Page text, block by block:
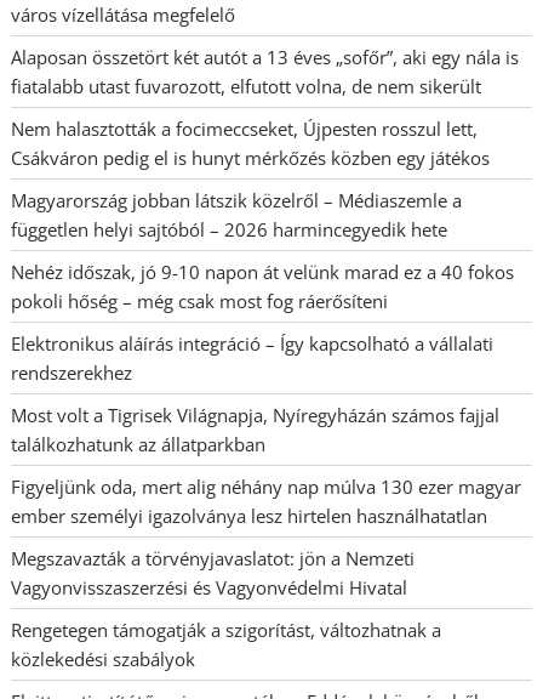
város vízellátása megfelelő
Alaposan összetört két autót a 13 éves „sofőr”, aki egy nála is
fiatalabb utast fuvarozott, elfutott volna, de nem sikerült
Nem halasztották a focimeccseket, Újpesten rosszul lett,
Csákváron pedig el is hunyt mérkőzés közben egy játékos
Magyarország jobban látszik közelről – Médiaszemle a
független helyi sajtóból – 2026 harmincegyedik hete
Nehéz időszak, jó 9-10 napon át velünk marad ez a 40 fokos
pokoli hőség – még csak most fog ráerősíteni
Elektronikus aláírás integráció – Így kapcsolható a vállalati
rendszerekhez
Most volt a Tigrisek Világnapja, Nyíregyházán számos fajjal
találkozhatunk az állatparkban
Figyeljünk oda, mert alig néhány nap múlva 130 ezer magyar
ember személyi igazolványa lesz hirtelen használhatatlan
Megszavazták a törvényjavaslatot: jön a Nemzeti
Vagyonvisszaszerzési és Vagyonvédelmi Hivatal
Rengetegen támogatják a szigorítást, változhatnak a
közlekedési szabályok